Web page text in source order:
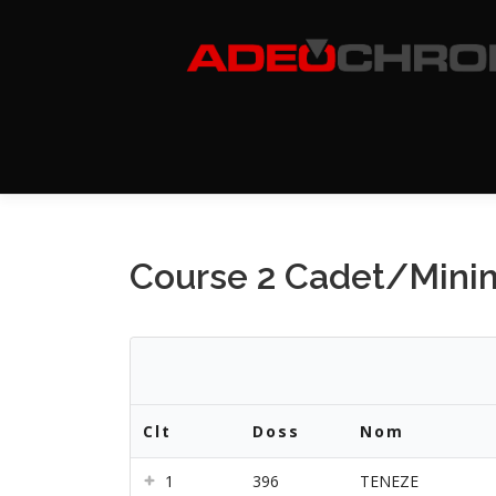
Course 2 Cadet/
Clt Doss Nom
1 396 TENEZE